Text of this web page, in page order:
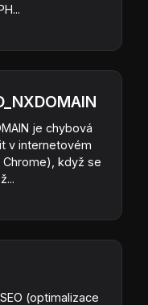
je chybová
v internetovém
když se
(optimalizace